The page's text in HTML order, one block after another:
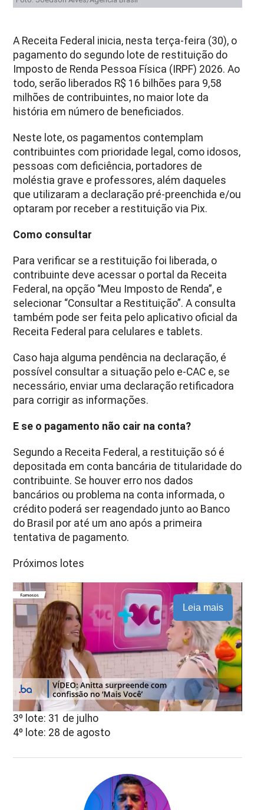
A Receita Federal inicia, nesta terça-feira (30), o
pagamento do segundo lote de restituição do
Imposto de Renda Pessoa Física (IRPF) 2026. Ao
todo, serão liberados R$ 16 bilhões para 9,58
milhões de contribuintes, no maior lote da
história em número de beneficiados.
Neste lote, os pagamentos contemplam
contribuintes com prioridade legal, como idosos,
pessoas com deficiência, portadores de
moléstia grave e professores, além daqueles
que utilizaram a declaração pré-preenchida e/ou
optaram por receber a restituição via Pix.
Como consultar
Para verificar se a restituição foi liberada, o
contribuinte deve acessar o portal da Receita
Federal, na opção “Meu Imposto de Renda”, e
selecionar “Consultar a Restituição”. A consulta
também pode ser feita pelo aplicativo oficial da
Receita Federal para celulares e tablets.
Caso haja alguma pendência na declaração, é
possível consultar a situação pelo e-CAC e, se
necessário, enviar uma declaração retificadora
para corrigir as informações.
E se o pagamento não cair na conta?
Segundo a Receita Federal, a restituição só é
depositada em conta bancária de titularidade do
contribuinte. Se houver erro nos dados
bancários ou problema na conta informada, o
crédito poderá ser reagendado junto ao Banco
do Brasil por até um ano após a primeira
tentativa de pagamento.
Próximos lotes
Leia mais
3º lote: 31 de julho
4º lote: 28 de agosto